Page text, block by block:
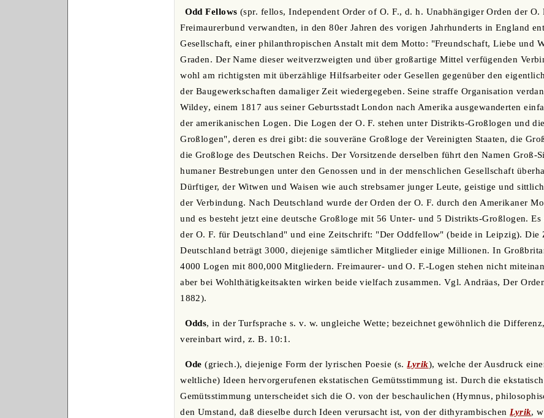
Odd Fellows (spr. fellos, Independent Order of O. F., d. h. Unabhängiger Orden der O.
Freimaurerbund verwandten, in den 80er Jahren des vorigen Jahrhunderts in England
Gesellschaft, einer philanthropischen Anstalt mit dem Motto: "Freundschaft, Liebe und
Graden. Der Name dieser weitverzweigten und über großartige Mittel verfügenden
wohl am richtigsten mit überzählige Hilfsarbeiter oder Gesellen gegenüber den
der Baugewerkschaften damaliger Zeit wiedergegeben. Seine straffe Organisation
Wildey, einem 1817 aus seiner Geburtsstadt London nach Amerika ausgewanderten
der amerikanischen Logen. Die Logen der O. F. stehen unter Distrikts-Großlogen und
Großlogen", deren es drei gibt: die souveräne Großloge der Vereinigten Staaten, die
die Großloge des Deutschen Reichs. Der Vorsitzende derselben führt den Namen Groß-
humaner Bestrebungen unter den Genossen und in der menschlichen Gesellschaft
Dürftiger, der Witwen und Waisen wie auch strebsamer junger Leute, geistige und
der Verbindung. Nach Deutschland wurde der Orden der O. F. durch den Amerikaner
und es besteht jetzt eine deutsche Großloge mit 56 Unter- und 5 Distrikts-Großlogen.
der O. F. für Deutschland" und eine Zeitschrift: "Der Oddfellow" (beide in Leipzig). Die
Deutschland beträgt 3000, diejenige sämtlicher Mitglieder einige Millionen. In
4000 Logen mit 800,000 Mitgliedern. Freimaurer- und O. F.-Logen stehen nicht
aber bei Wohlthätigkeitsakten wirken beide vielfach zusammen. Vgl. Andräas, Der
1882).
Odds, in der Turfsprache s. v. w. ungleiche Wette; bezeichnet gewöhnlich die
vereinbart wird, z. B. 10:1.
Ode (griech.), diejenige Form der lyrischen Poesie (s.Lyrik), welche der Ausdruck
weltliche) Ideen hervorgerufenen ekstatischen Gemütsstimmung ist. Durch die
Gemütsstimmung unterscheidet sich die O. von der beschaulichen (Hymnus,
den Umstand, daß dieselbe durch Ideen verursacht ist, von der dithyrambischenLyrik,